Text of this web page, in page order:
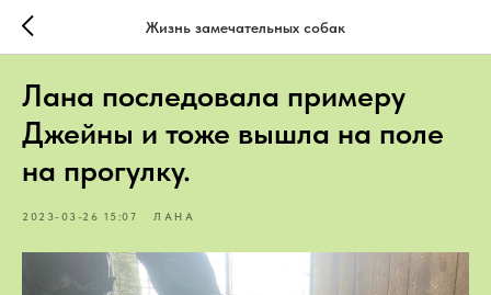
Жизнь замечательных собак
Лана последовала примеру
Джейны и тоже вышла на поле
на прогулку.
2023-03-26 15:07 ЛАНА